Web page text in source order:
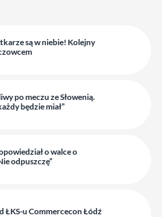
są w niebie! Kolejny
po meczu ze Słowenią.
będzie miał”
o walce o
odpuszczę”
ŁKS-u Commercecon Łódź